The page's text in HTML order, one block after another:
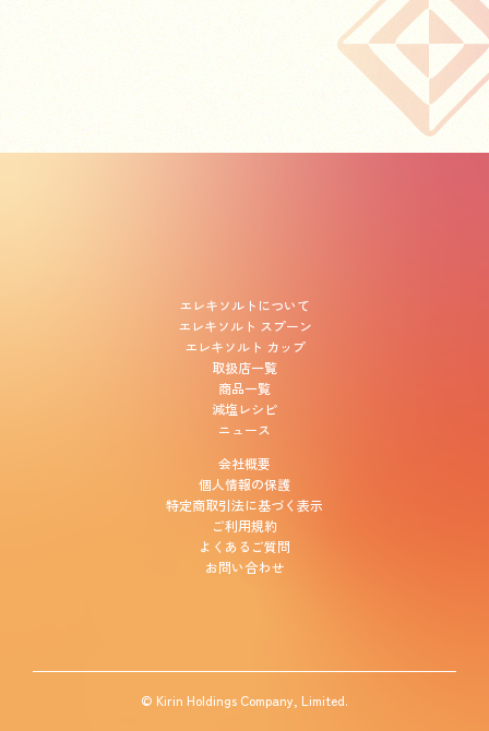
エレキソルトについて
エレキソルト スプーン
エレキソルト カップ
取扱店一覧
商品一覧
減塩レシピ
ニュース
会社概要
個人情報の保護
特定商取引法に基づく表示
ご利用規約
よくあるご質問
お問い合わせ
© Kirin Holdings Company, Limited.